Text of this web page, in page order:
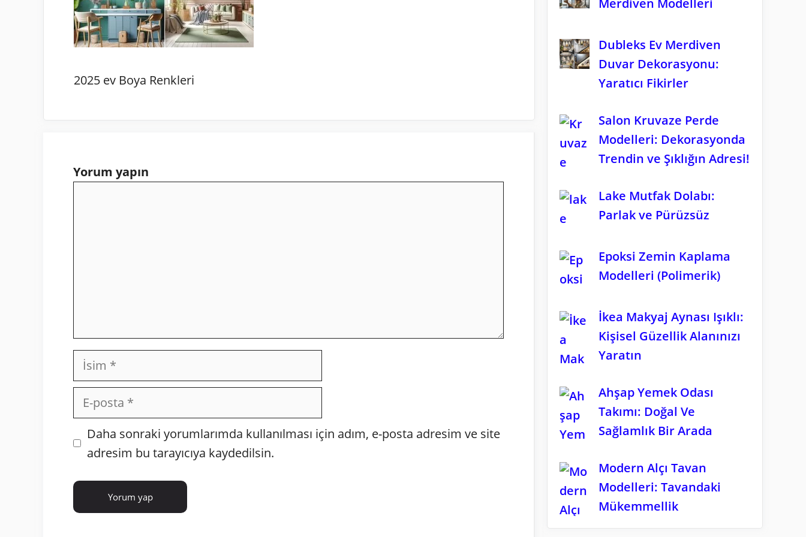
2025 ev Boya Renkleri
Yorum yapın
İsim
posta
İnternet
sitesi
Daha sonraki yorumlarımda kullanılması için adım, e-posta adresim ve site
adresim bu tarayıcıya kaydedilsin.
Dubleks Ev Merdiven
Duvar Dekorasyonu:
Yaratıcı Fikirler
Salon Kruvaze Perde
Modelleri: Dekorasyonda
Trendin ve Şıklığın Adresi!
Lake Mutfak Dolabı:
Parlak ve Pürüzsüz
Epoksi Zemin Kaplama
Modelleri (Polimerik)
İkea Makyaj Aynası Işıklı:
Kişisel Güzellik Alanınızı
Yaratın
Ahşap Yemek Odası
Takımı: Doğal Ve
Sağlamlık Bir Arada
Modern Alçı Tavan
Modelleri: Tavandaki
Mükemmellik